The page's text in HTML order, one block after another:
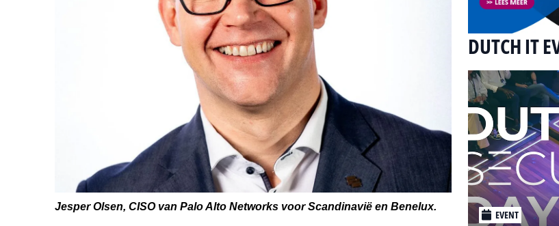
Jesper Olsen, CISO van Palo Alto Networks voor Scandinavië en Benelux.
DUTCH IT
EVENT